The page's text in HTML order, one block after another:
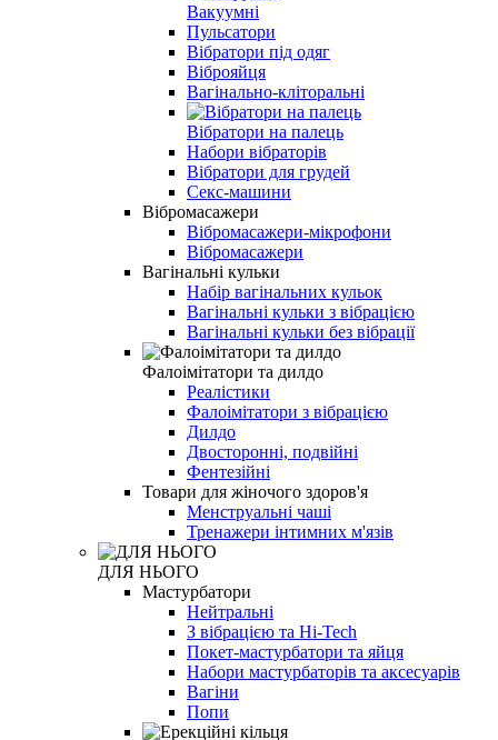
Вакуумні
Пульсатори
Вібратори під одяг
Віброяйця
Вагінально-кліторальні
Вібратори на палець
Набори вібраторів
Вібратори для грудей
Секс-машини
Вібромасажери
Вібромасажери-мікрофони
Вібромасажери
Вагінальні кульки
Набір вагінальних кульок
Вагінальні кульки з вібрацією
Вагінальні кульки без вібрації
Фалоімітатори та дилдо
Реалістики
Фалоімітатори з вібрацією
Дилдо
Двосторонні, подвійні
Фентезійні
Товари для жіночого здоров'я
Менструальні чаші
Тренажери інтимних м'язів
ДЛЯ НЬОГО
Мастурбатори
Нейтральні
З вібрацією та Hi-Tech
Покет-мастурбатори та яйця
Набори мастурбаторів та аксесуарів
Вагіни
Попи